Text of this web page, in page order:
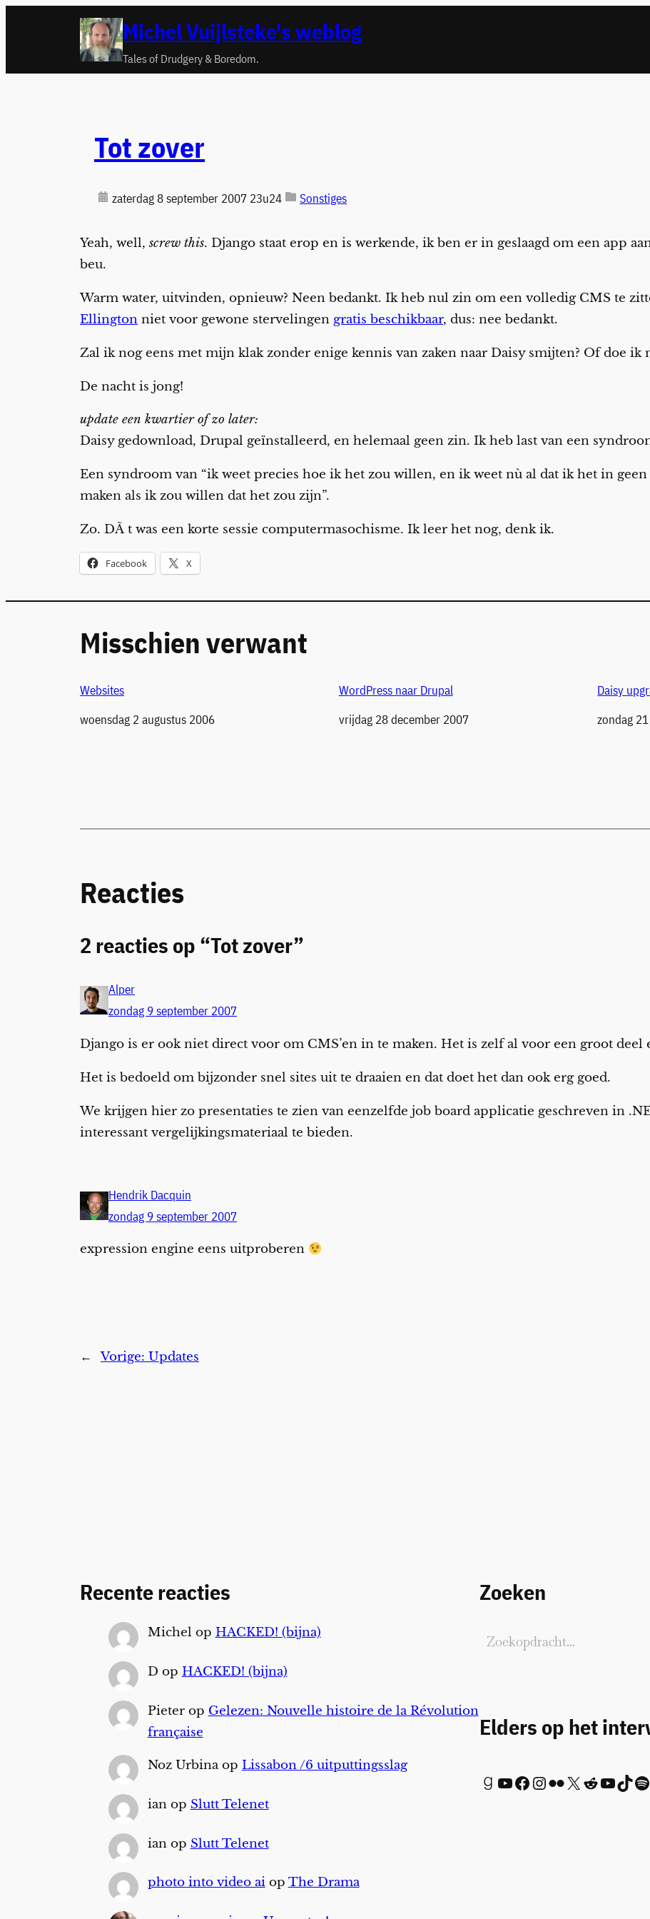
Michel Vuijlsteke's weblog
Tales of Drudgery & Boredom.
Tot zover
zaterdag 8 september 2007 23u24 Sonstiges
Yeah, well,screw this. Django staat erop en is werkende, ik ben er in geslaagd om een app
beu.
Warm water, uitvinden, opnieuw? Neen bedankt. Ik heb nul zin om een volledig CMS te
Ellington niet voor gewone stervelingen gratis beschikbaar, dus: nee bedankt.
Zal ik nog eens met mijn klak zonder enige kennis van zaken naar Daisy smijten? Of doe ik
De nacht is jong!
update een kwartier of zo later:
Daisy gedownload, Drupal geïnstalleerd, en helemaal geen zin. Ik heb last van een
Een syndroom van “ik weet precies hoe ik het zou willen, en ik weet nù al dat ik het in
maken als ik zou willen dat het zou zijn”.
Zo. DÃ t was een korte sessie computermasochisme. Ik leer het nog, denk ik.
Facebook X
Misschien verwant
Websites
Datum
woensdag 2 augustus 2006
WordPress naar Drupal
Datum
vrijdag 28 december 2007
Daisy
Datum
zondag
Reacties
2 reacties op “Tot zover”
Alper
zondag 9 september 2007
Django is er ook niet direct voor om CMS’en in te maken. Het is zelf al voor een groot
Het is bedoeld om bijzonder snel sites uit te draaien en dat doet het dan ook erg goed.
We krijgen hier zo presentaties te zien van eenzelfde job board applicatie geschreven in
interessant vergelijkingsmateriaal te bieden.
Hendrik Dacquin
zondag 9 september 2007
expression engine eens uitproberen
← Vorige: Updates
Recente reacties
Michel op HACKED! (bijna)
D op HACKED! (bijna)
Pieterop Gelezen: Nouvelle histoire de la Révolution
française
Noz Urbinaop Lissabon /6 uitputtingsslag
ianop Slutt Telenet
ianop Slutt Telenet
photo into video aiop The Drama
Zoeken
Elders op het
Goodreads YouTube Facebook InstagramFlickr X Reddit YouTube TikTok Spotify